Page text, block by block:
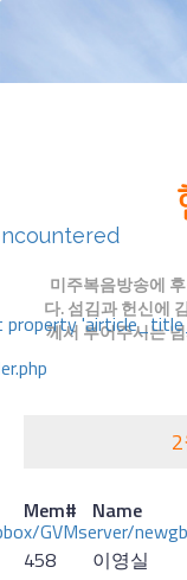
property
GVMserver/
미주복음방송에
다. 섬김과 헌신에
께서 부어주시는
Mem# Name
458
이영실